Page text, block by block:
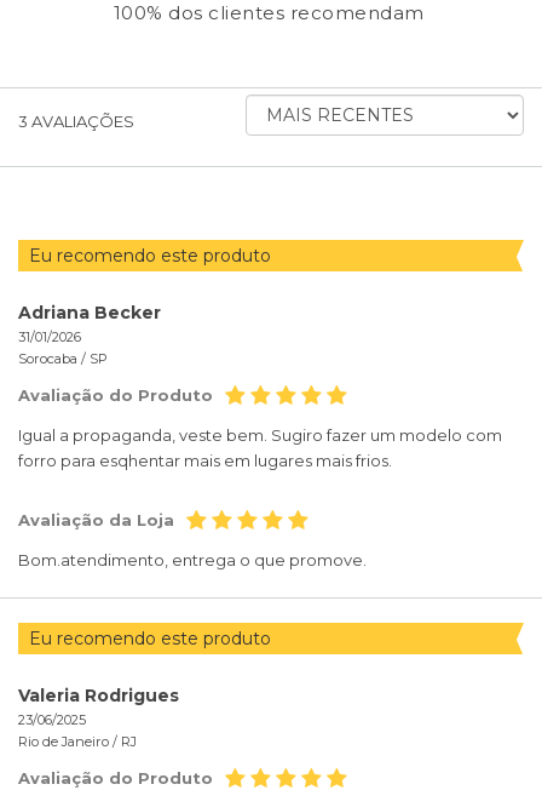
100% dos clientes recomendam
3 AVALIAÇÕES
ORDENAR
AVALIAÇÕES
Eu recomendo este produto
Adriana Becker
31/01/2026
Sorocaba / SP
Avaliação do Produto
Igual a propaganda, veste bem. Sugiro fazer um modelo com
forro para esqhentar mais em lugares mais frios.
Avaliação da Loja
Bom.atendimento, entrega o que promove.
Eu recomendo este produto
Valeria Rodrigues
23/06/2025
Rio de Janeiro / RJ
Avaliação do Produto